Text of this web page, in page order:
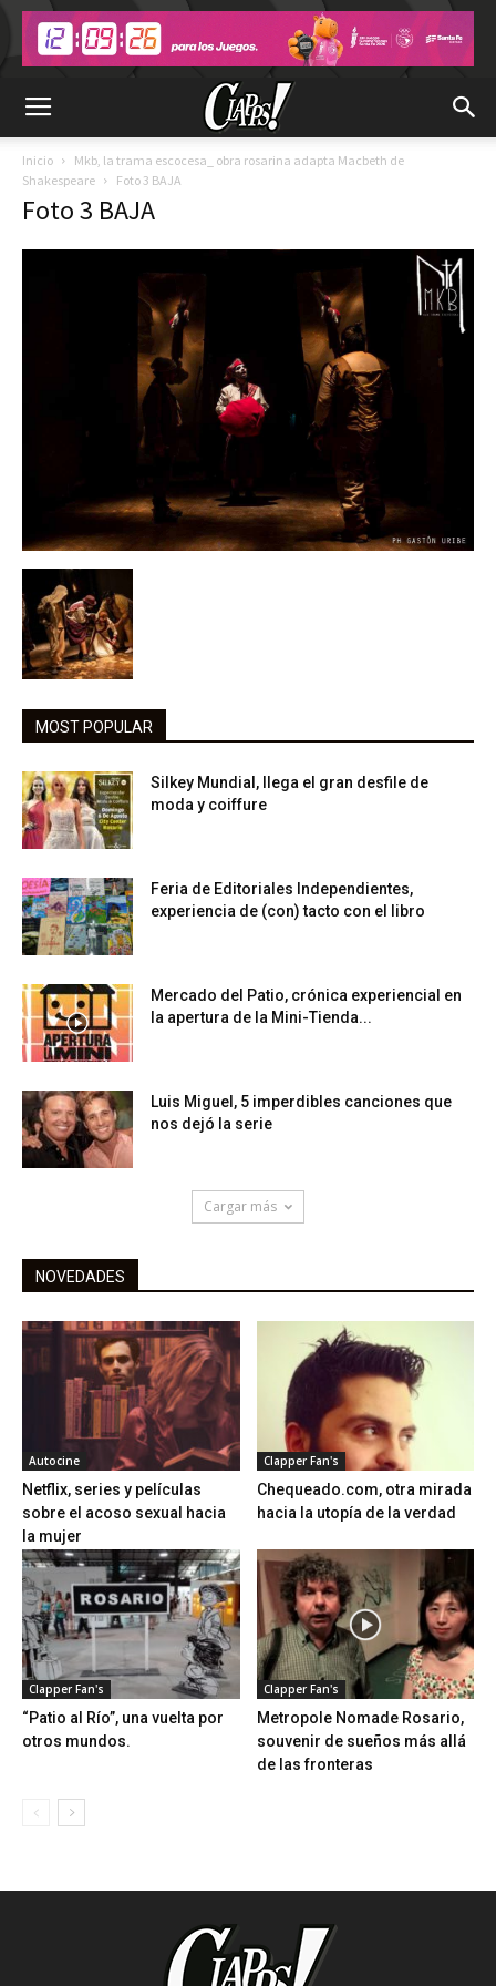
Inicio
Mkb, la trama escocesa_ obra rosarina adapta Macbeth de
Shakespeare
Foto 3 BAJA
Foto 3 BAJA
MOST POPULAR
Silkey Mundial, llega el gran desfile de
moda y coiffure
Feria de Editoriales Independientes,
experiencia de (con) tacto con el libro
Mercado del Patio, crónica experiencial en
la apertura de la Mini-Tienda...
Luis Miguel, 5 imperdibles canciones que
nos dejó la serie
Cargar más
NOVEDADES
Autocine
Netflix, series y películas
sobre el acoso sexual hacia
la mujer
Clapper Fan's
Chequeado.com, otra mirada
hacia la utopía de la verdad
Clapper Fan's
“Patio al Río”, una vuelta por
otros mundos.
Clapper Fan's
Metropole Nomade Rosario,
souvenir de sueños más allá
de las fronteras